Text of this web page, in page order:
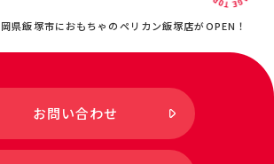
県飯塚市におもちゃのペリカン飯塚店がOPEN！
お問い合わせ